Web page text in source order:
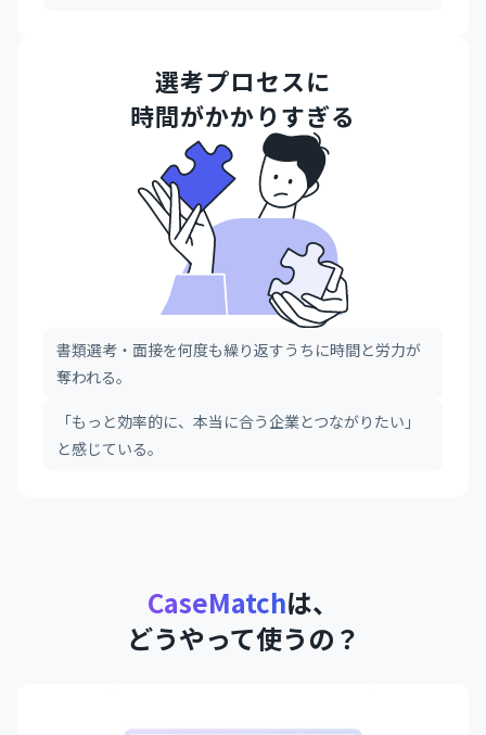
選考プロセスに
時間がかかりすぎる
書類選考・面接を何度も繰り返すうちに時間と労力が
奪われる。
「もっと効率的に、本当に合う企業とつながりたい」
と感じている。
CaseMatchは、
どうやって使うの？